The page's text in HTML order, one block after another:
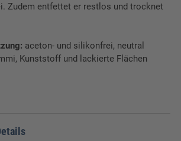
Zudem entfettet er restlos und trocknet
aceton- und silikonfrei, neutral
Kunststoff und lackierte Flächen